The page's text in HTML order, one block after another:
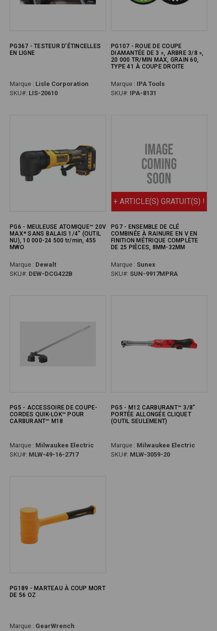
PG367 - TESTEUR D’ÉTINCELLES
EN LIGNE
Marque : Lisle Corporation
SKU#: LIS-20610
PG107 - ROUE DE COUPE
DIAMANTÉE DE 3 », ARBRE 3/8 »,
20 000 TR/MIN MAX, GRAIN 60,
TYPE 41 À COUPE DROITE
Marque : IPA Tools
SKU#: IPA-8131
PG6 - MEULEUSE ATOMIQUE™ 20V
MAX* SANS BALAIS 1/4" (OUTIL
NU), 10 000-24 500 tr/min, 455
MWO
Marque : Dewalt
SKU#: DEW-DCG422B
+ ARTICLE(S) GRATUIT(S) !
PG7 - ENSEMBLE DE CLÉ
COMBINÉE À RAINURE EN V EN
FINITION MÉTRIQUE COMPLÈTE
DE 25 PIÈCES, 8MM-32MM
Marque : Sunex
SKU#: SUN-9917MPRA
PG5 - ACCESSOIRE DE COUPE-
CORDES QUIK-LOK™ POUR
CARBURANT™ M18
Marque : Milwaukee Electric
SKU#: MLW-49-16-2717
PG5 - M12 CARBURANT™ 3/8"
PORTÉE ALLONGÉE CLIQUET
(OUTIL SEULEMENT)
Marque : Milwaukee Electric
SKU#: MLW-3059-20
PG189 - MARTEAU À COUP MORT
DE 56 OZ
Marque : GearWrench